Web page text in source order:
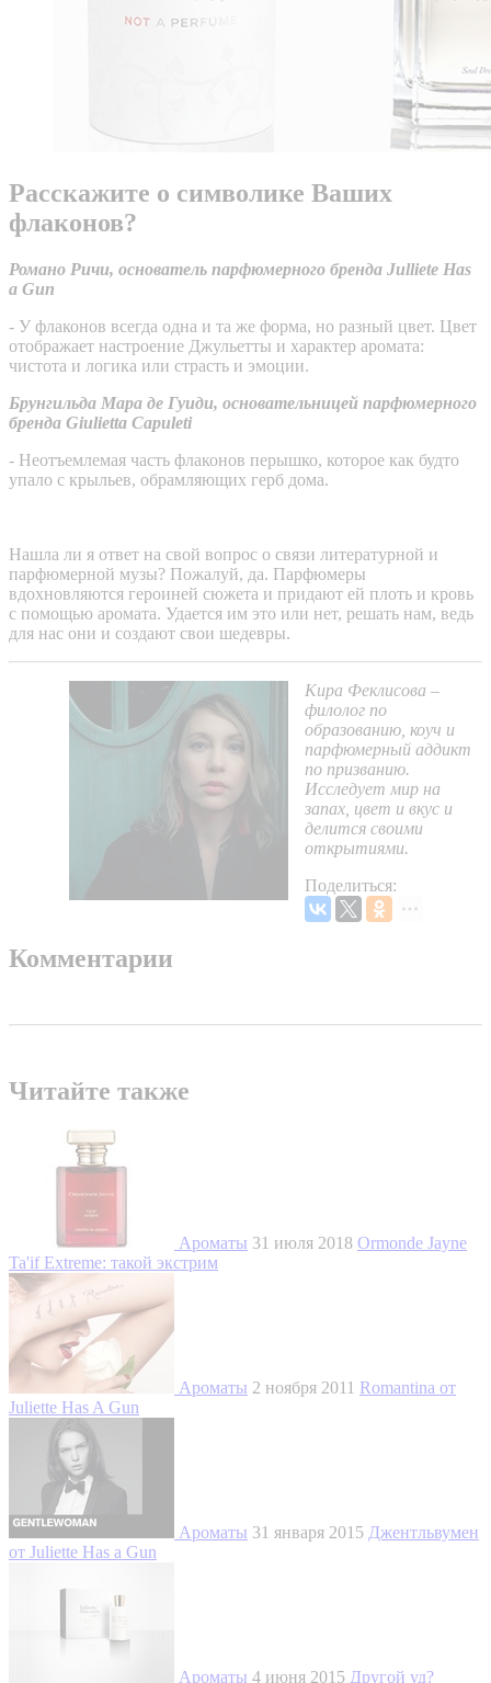
Расскажите о символике Ваших
флаконов?
Романо Ричи, основатель парфюмерного бренда Julliete Has
a Gun
- У флаконов всегда одна и та же форма, но разный цвет. Цвет
отображает настроение Джульетты и характер аромата:
чистота и логика или страсть и эмоции.
Брунгильда Мара де Гуиди, основательницей парфюмерного
бренда Giulietta Capuleti
- Неотъемлемая часть флаконов перышко, которое как будто
упало с крыльев, обрамляющих герб дома.
Нашла ли я ответ на свой вопрос о связи литературной и
парфюмерной музы? Пожалуй, да. Парфюмеры
вдохновляются героиней сюжета и придают ей плоть и кровь
с помощью аромата. Удается им это или нет, решать нам, ведь
для нас они и создают свои шедевры.
Кира Феклисова –
филолог по
образованию, коуч и
парфюмерный аддикт
по призванию.
Исследует мир на
запах, цвет и вкус и
делится своими
открытиями.
Поделиться:
Комментарии
Читайте также
Ароматы 31 июля 2018 Ormonde Jayne
Ta'if Extreme: такой экстрим
Ароматы 2 ноября 2011 Romantina от
Juliette Has A Gun
Ароматы 31 января 2015 Джентльвумен
от Juliette Has a Gun
Ароматы 4 июня 2015 Другой уд?